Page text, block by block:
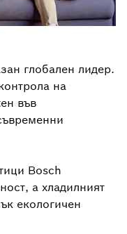
глобален лидер.
на
във
Bosch
а хладилният
екологичен